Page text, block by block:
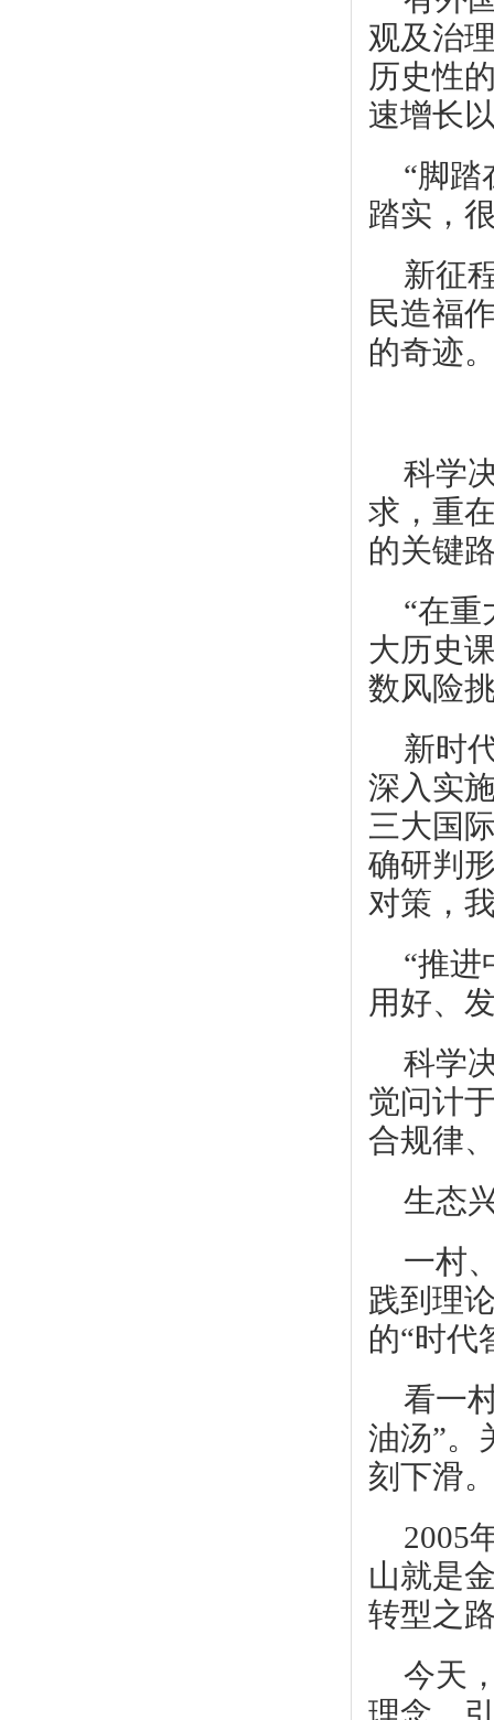
观及治
历史性
速增长
“脚踏
踏实，
新征
民造福
的奇迹
科学
求，重
的关键
“在重
大历史
数风险
新时
深入实
三大国
确研判
对策，
“推进
用好、
科学
觉问计
合规律
生态
一村
践到理
的“时代
看一
油汤”。
刻下滑
2005
山就是
转型之
今天